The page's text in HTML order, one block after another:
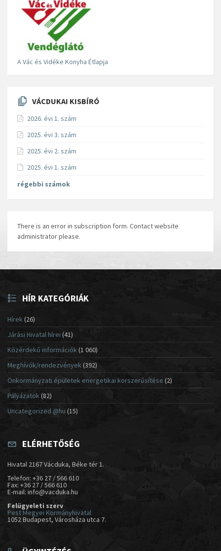
A Vác és Vidéke Konyha Étlapja
VÁCDUKAI KISBÍRÓ
2026. évi 1. szám
2025. évi 3. szám
2025. évi 2. szám
2025. évi 1. szám
régebbi számok
There is an error in subscription form. Contact website
administrator please.
HÍR KATEGÓRIÁK
Hírek(26)
Járási Hivatal hírei (41)
Közérdekű információk(1 060)
Meghívók/rendezvények (392)
Önkormányzati épületek energetikai korszerűsítése (2)
Pályázatok (82)
Uncategorized @hu (15)
ELÉRHETŐSÉG
Hivatal 2167 Vácduka, Béke tér 1.
Telefon: +36 27 / 566 610
Fax: +36 27 / 566 610
E-mail: info@vacduka.hu
Felügyeleti szerv
Pest Megyei Kormányhivatal
1052 Budapest, Városháza utca 7.